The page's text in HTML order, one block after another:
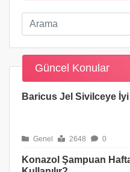
Güncel Konular
Baricus Jel Sivilceye
Genel 2648 0
Konazol Şampuan